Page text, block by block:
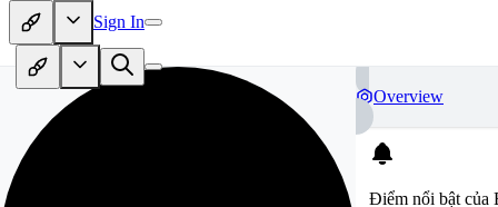
Sign In
Overview
Điểm nổi bật của